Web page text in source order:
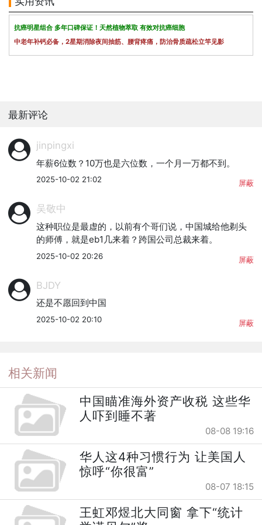
抗癌明星组合 多年口碑保证！天然植物萃取 有效对抗癌细胞
中老年补钙必备，2星期消除夜间抽筋、腰背疼痛，防治骨质疏松立竿见影
最新评论
jinpingxi
年薪6位数？10万也是六位数，一个月一万都不到。
2025-10-02 21:02 屏蔽
吴敬中
这种职位是最虚的，以前有个哥们说，中国城给他剃头
的师傅，就是eb1几来着？跨国公司总裁来着。
2025-10-02 20:26 屏蔽
BJDY
还是不愿回到中国
2025-10-02 20:10 屏蔽
相关新闻
中国瞄准海外资产收税 这些华
人吓到睡不著
08-08 19:16
华人这4种习惯行为 让美国人
惊呼“你很富”
08-07 18:15
王虹邓煜北大同窗 拿下“统计